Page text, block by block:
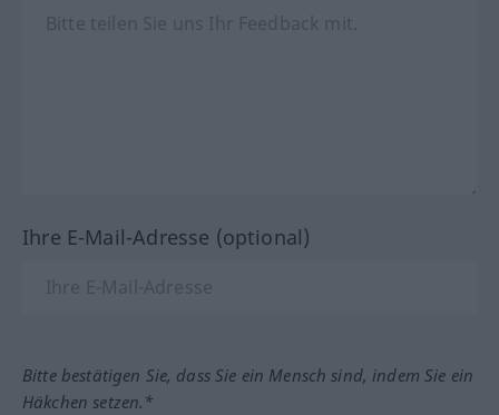
Ihre E-Mail-Adresse (optional)
Bitte bestätigen Sie, dass Sie ein Mensch sind, indem Sie ein
Häkchen setzen.*